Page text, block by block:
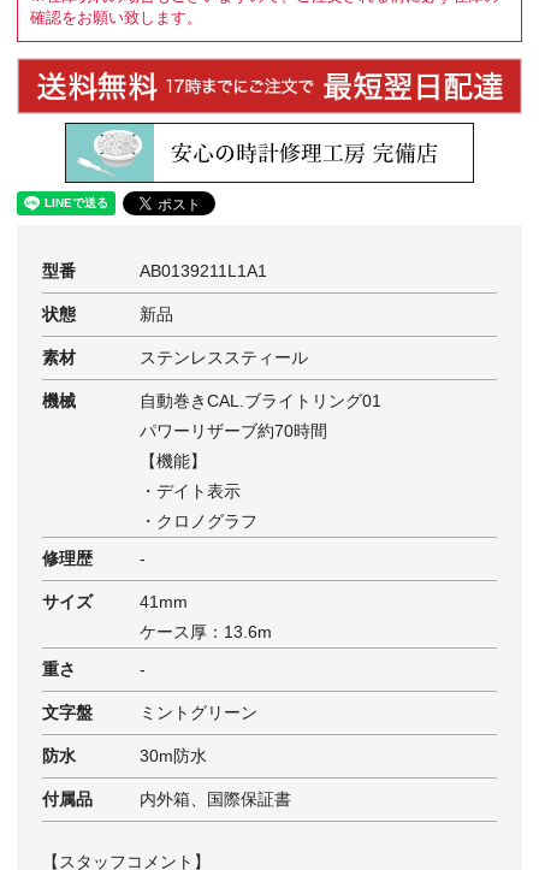
確認をお願い致します。
型番 AB0139211L1A1
状態 新品
素材 ステンレススティール
機械
自動巻きCAL.ブライトリング01
パワーリザーブ約70時間
【機能】
・デイト表示
・クロノグラフ
修理歴
-
サイズ
41mm
ケース厚：13.6m
重さ
-
文字盤 ミントグリーン
防水 30m防水
付属品 内外箱、国際保証書
【スタッフコメント】